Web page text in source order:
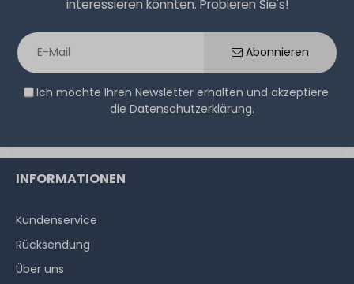
SERVERSHOP24 Wärmeleitpaste / Thermal Paste - 1.5g
1-2 Tage*
interessieren könnten. Probieren Sie's!
Abonnieren
Ich möchte Ihren Newsletter erhalten und akzeptiere
die Datenschutzerklärung.
INFORMATIONEN
Kundenservice
Rücksendung
Über uns